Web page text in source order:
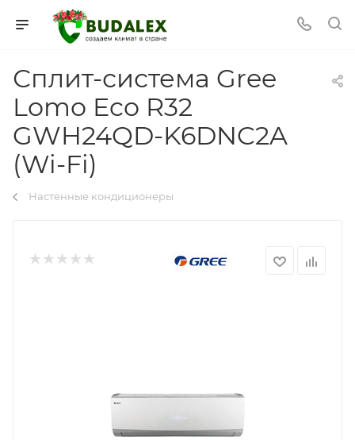
Сплит-система Gree
Lomo Eco R32
GWH24QD-K6DNC2A
(Wi-Fi)
Настенные кондиционеры